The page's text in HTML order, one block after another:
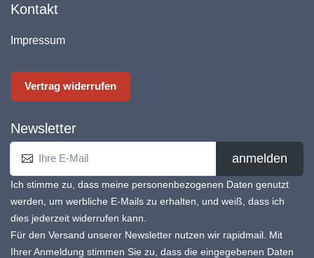
Kontakt
Impressum
Vertrag widerrufen
Newsletter
anmelden
Ich stimme zu, dass meine personenbezogenen Daten genutzt
werden, um werbliche E-Mails zu erhalten, und weiß, dass ich
dies jederzeit widerrufen kann.
Für den Versand unserer Newsletter nutzen wir rapidmail. Mit
Ihrer Anmeldung stimmen Sie zu, dass die eingegebenen Daten